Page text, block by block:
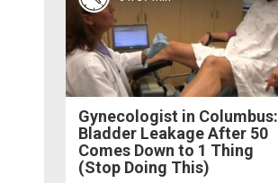
Gynecologist in Columbus:
Bladder Leakage After 50
Comes Down to 1 Thing
(Stop Doing This)